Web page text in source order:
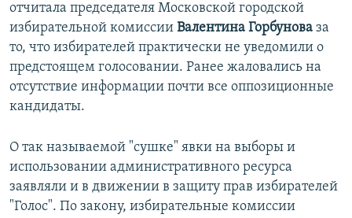
отчитала председателя Московской городской
избирательной комиссии Валентина Горбунова за
то, что избирателей практически не уведомили о
предстоящем голосовании. Ранее жаловались на
отсутствие информации почти все оппозиционные
кандидаты.
О так называемой "сушке" явки на выборы и
использовании административного ресурса
заявляли и в движении в защиту прав избирателей
"Голос". По закону, избирательные комиссии